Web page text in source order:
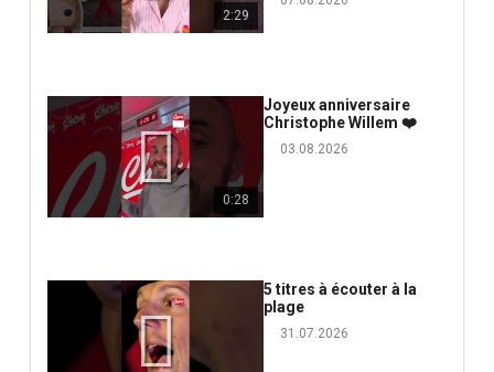
2:29
0:28
Joyeux anniversaire
Christophe Willem ❤️
03.08.2026
5 titres à écouter à la
plage
31.07.2026